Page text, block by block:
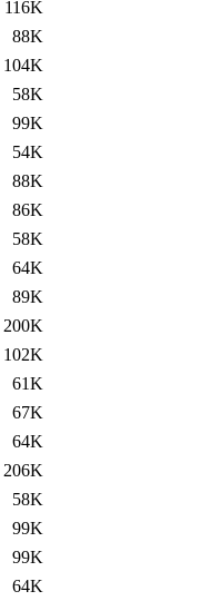
116K
88K
104K
58K
99K
54K
88K
86K
58K
64K
89K
200K
102K
61K
67K
64K
206K
58K
99K
99K
64K